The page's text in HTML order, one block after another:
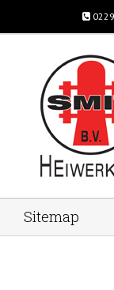
0229
Sitemap